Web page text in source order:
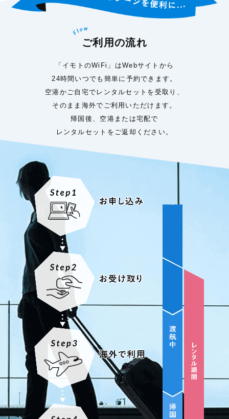
ご利用の流れ
「イモトのWiFi」はWebサイトから
24時間いつでも簡単に予約できます。
空港かご自宅でレンタルセットを受取り、
そのまま海外でご利用いただけます。
帰国後、空港または宅配で
レンタルセットをご返却ください。